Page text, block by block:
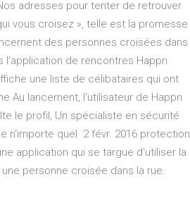
adresses pour tenter de retrouver
vous croisez », telle est la promesse
des personnes croisées dans
l'application de rencontres Happn
une liste de célibataires qui ont
Au lancement, l'utilisateur de Happn
le profil, Un spécialiste en sécurité
n'importe quel 2 févr. 2016 protection
application qui se targue d'utiliser la
personne croisée dans la rue.